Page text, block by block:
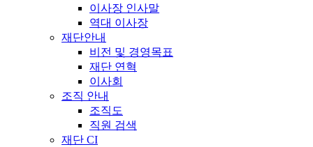
이사장 인사말
역대 이사장
재단안내
비전 및 경영목표
재단 연혁
이사회
조직 안내
조직도
직원 검색
재단 CI